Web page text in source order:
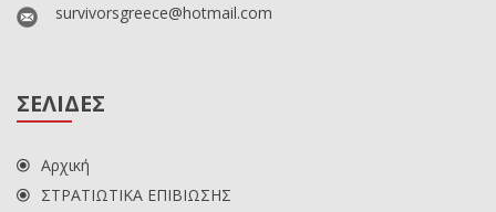
survivorsgreece@hotmail.com
ΣΕΛΙΔΕΣ
Αρχική
ΣΤΡΑΤΙΩΤΙΚΑ ΕΠΙΒΙΩΣΗΣ